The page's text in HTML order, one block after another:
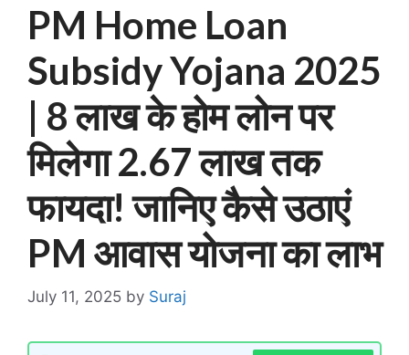
PM Home Loan
Subsidy Yojana 2025
| 8 लाख के होम लोन पर
मिलेगा 2.67 लाख तक
फायदा! जानिए कैसे उठाएं
PM आवास योजना का लाभ
July 11, 2025 by Suraj